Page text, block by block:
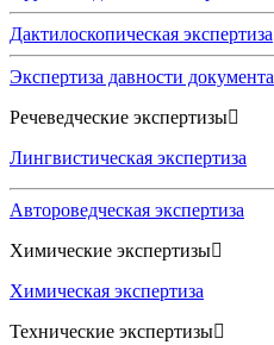
Дактилоскопическая экспертиза
Экспертиза давности документа
Речеведческие экспертизы
Лингвистическая экспертиза
Автороведческая экспертиза
Химические экспертизы
Химическая экспертиза
Технические экспертизы